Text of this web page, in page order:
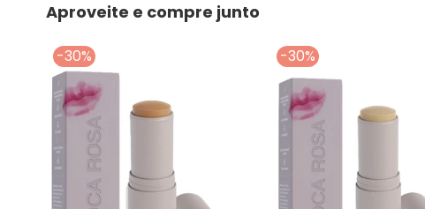
Aproveite e compre junto
-30% -30%